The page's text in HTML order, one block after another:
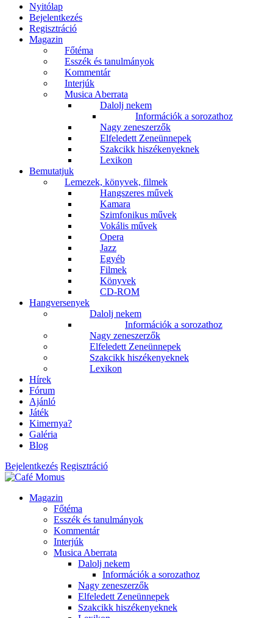
Nyitólap
Bejelentkezés
Regisztráció
Magazin
Főtéma
Esszék és tanulmányok
Kommentár
Interjúk
Musica Aberrata
Dalolj nekem
Információk a sorozathoz
Nagy zeneszerzők
Elfeledett Zeneünnepek
Szakcikk hiszékenyeknek
Lexikon
Bemutatjuk
Lemezek, könyvek, filmek
Hangszeres művek
Kamara
Szimfonikus művek
Vokális művek
Opera
Jazz
Egyéb
Filmek
Könyvek
CD-ROM
Hangversenyek
Dalolj nekem
Információk a sorozathoz
Nagy zeneszerzők
Elfeledett Zeneünnepek
Szakcikk hiszékenyeknek
Lexikon
Hírek
Fórum
Ajánló
Játék
Kimernya?
Galéria
Blog
Bejelentkezés Regisztráció
Magazin
Főtéma
Esszék és tanulmányok
Kommentár
Interjúk
Musica Aberrata
Dalolj nekem
Információk a sorozathoz
Nagy zeneszerzők
Elfeledett Zeneünnepek
Szakcikk hiszékenyeknek